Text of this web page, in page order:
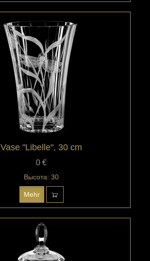
Vase "Libelle", 30 cm
0 €
Высота: 30
Mehr